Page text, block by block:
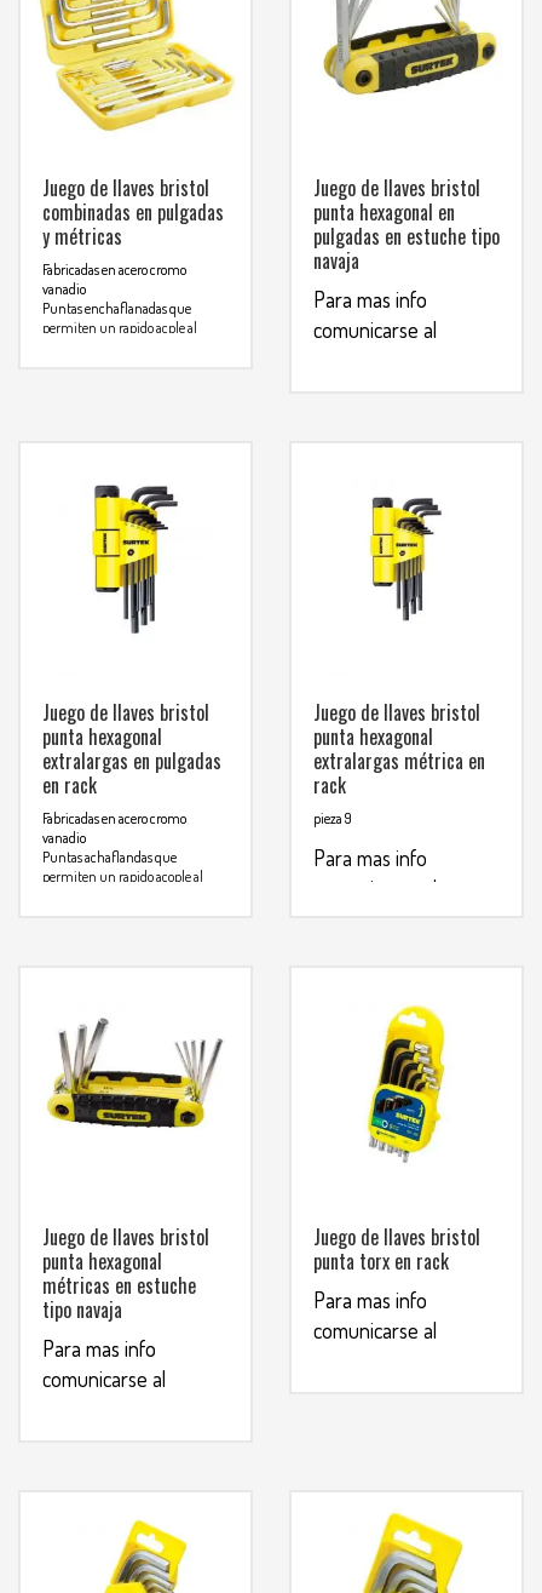
Juego de llaves bristol
combinadas en pulgadas
y métricas
Fabricadas en acero cromo
vanadio
Puntas enchaflanadas que
permiten un rapido acple al
Juego de llaves bristol
punta hexagonal en
pulgadas en estuche tipo
navaja
Para mas info
comunicarse al
Juego de llaves bristol
punta hexagonal
extralargas en pulgadas
en rack
Fabricadas en acero cromo
vanadio
Puntas achaflandas que
permiten un rapido acople al
Juego de llaves bristol
punta hexagonal
extralargas métrica en
rack
pieza 9
Para mas info
comunicarse al
Juego de llaves bristol
punta hexagonal
métricas en estuche
tipo navaja
Para mas info
comunicarse al
Juego de llaves bristol
punta torx en rack
Para mas info
comunicarse al